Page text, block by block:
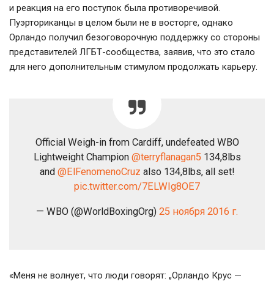
и реакция на его поступок была противоречивой.
Пуэрториканцы в целом были не в восторге, однако
Орландо получил безоговорочную поддержку со стороны
представителей ЛГБТ-сообщества, заявив, что это стало
для него дополнительным стимулом продолжать карьеру.
Official Weigh-in from Cardiff, undefeated WBO
Lightweight Champion @terryflanagan5134,8lbs
and @ElFenomenoCruz also 134,8lbs, all set!
pic.twitter.com/7ELWIg8OE7
— WBO (@WorldBoxingOrg) 25 ноября 2016 г.
«Меня не волнует, что люди говорят: „Орландо Крус —